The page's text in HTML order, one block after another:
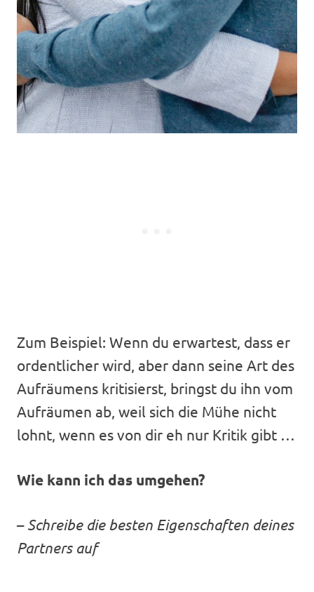
Zum Beispiel: Wenn du erwartest, dass er
ordentlicher wird, aber dann seine Art des
Aufräumens kritisierst, bringst du ihn vom
Aufräumen ab, weil sich die Mühe nicht
lohnt, wenn es von dir eh nur Kritik gibt …
Wie kann ich das umgehen?
–Schreibe die besten Eigenschaften deines
Partners auf